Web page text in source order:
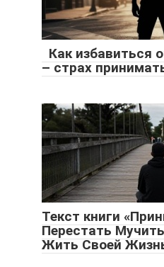
Как избавиться
– страх
Текст книги
Перестать
Жить Своей